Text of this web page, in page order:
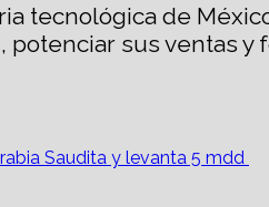
tecnológica de
sus ventas
Saudita y levanta 5 mdd